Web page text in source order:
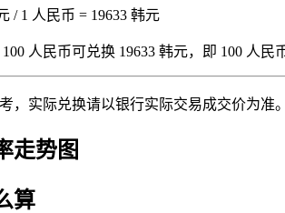
/ 1 人民币 = 19633 韩元
人民币可兑换 19633 韩元，即 100 人民
，实际兑换请以银行实际交易成交价为准。
走势图
算